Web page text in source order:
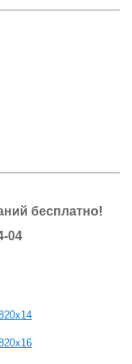
бесплатно!
04